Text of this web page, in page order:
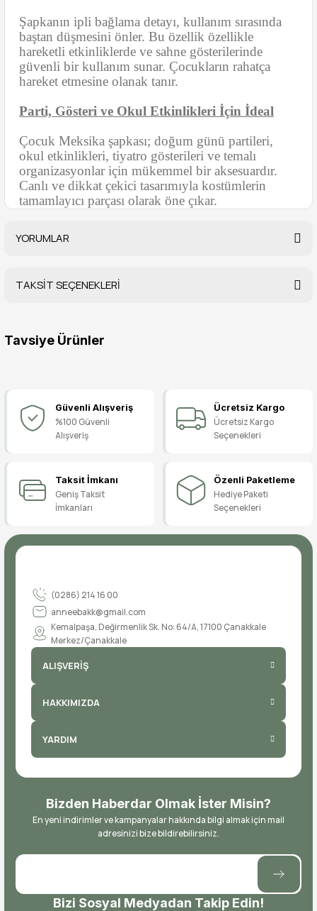
Şapkanın ipli bağlama detayı, kullanım sırasında
baştan düşmesini önler. Bu özellik özellikle
hareketli etkinliklerde ve sahne gösterilerinde
güvenli bir kullanım sunar. Çocukların rahatça
hareket etmesine olanak tanır.
Parti, Gösteri ve Okul Etkinlikleri İçin İdeal
Çocuk Meksika şapkası; doğum günü partileri,
okul etkinlikleri, tiyatro gösterileri ve temalı
organizasyonlar için mükemmel bir aksesuardır.
Canlı ve dikkat çekici tasarımıyla kostümlerin
tamamlayıcı parçası olarak öne çıkar.
YORUMLAR
TAKSİT SEÇENEKLERİ
Tavsiye Ürünler
1.999,90 TL
1.749,90 TL
Güvenli Alışveriş
%100 Güvenli
Alışveriş
Ücretsiz Kargo
Ücretsiz Kargo
Seçenekleri
Taksit İmkanı
Geniş Taksit
İmkanları
Özenli Paketleme
Hediye Paketi
Seçenekleri
(0286) 214 16 00
anneebakk@gmail.com
Kemalpaşa, Değirmenlik Sk. No: 64/A, 17100 Çanakkale
Merkez/Çanakkale
ALIŞVERİŞ
HAKKIMIZDA
YARDIM
Bizden Haberdar Olmak İster Misin?
En yeni indirimler ve kampanyalar hakkında bilgi almak için mail
adresinizi bize bildirebilirsiniz.
Bizi Sosyal Medyadan Takip Edin!